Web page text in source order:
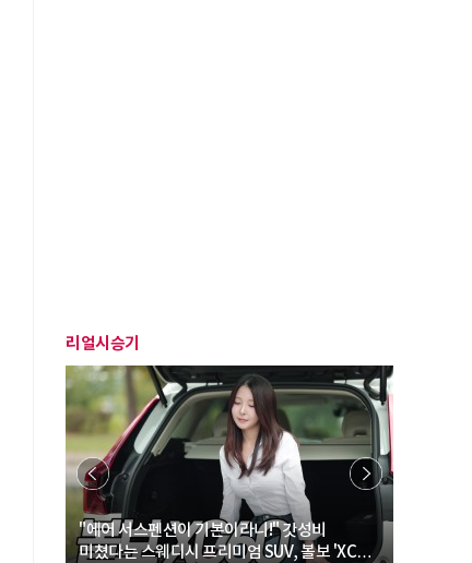
리얼시승기
"에어 서스펜션이 기본이라니!" 갓성비
미쳤다는 스웨디시 프리미엄 SUV, 볼보 'XC60